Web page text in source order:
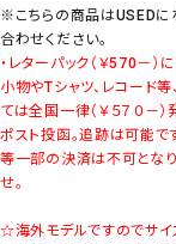
※こちらの商品はUSEDに
合わせください。
・レターパック（￥570－）
小物やTシャツ、レコード
ては全国一律（￥５７０－）
ポスト投函。追跡は可能で
等一部の決済は不可とな
せ。
☆海外モデルですのでサイ